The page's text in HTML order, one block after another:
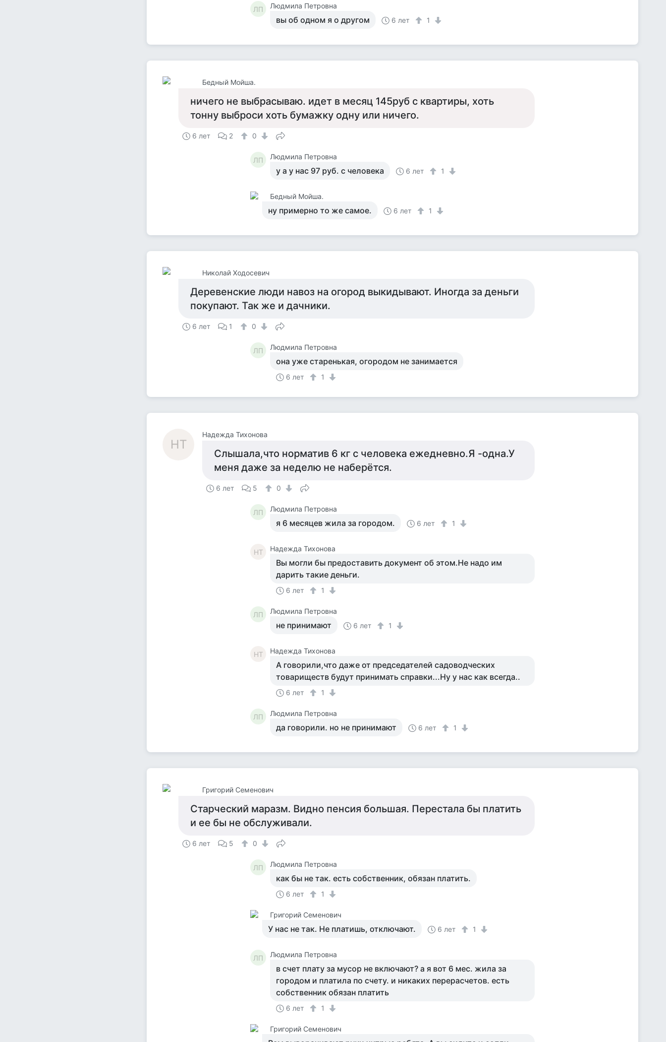
ЛП Людмила Петровна
вы об одном я о другом 6 лет 1
Бедный Мойша.
ничего не выбрасываю. идет в месяц 145руб с квартиры, хоть
тонну выброси хоть бумажку одну или ничего.
6 лет 2 0
ЛП Людмила Петровна
у а у нас 97 руб. с человека 6 лет 1
Бедный Мойша.
ну примерно то же самое. 6 лет 1
Николай Ходосевич
Деревенские люди навоз на огород выкидывают. Иногда за деньги
покупают. Так же и дачники.
6 лет 1 0
ЛП Людмила Петровна
она уже старенькая, огородом не занимается
6 лет 1
НТ
Надежда Тихонова
Слышала,что норматив 6 кг с человека ежедневно.Я -одна.У
меня даже за неделю не наберётся.
6 лет 5 0
ЛП Людмила Петровна
я 6 месяцев жила за городом. 6 лет 1
НТ Надежда Тихонова
Вы могли бы предоставить документ об этом.Не надо им
дарить такие деньги.
6 лет 1
ЛП Людмила Петровна
не принимают 6 лет 1
НТ Надежда Тихонова
А говорили,что даже от председателей садоводческих
товариществ будут принимать справки...Ну у нас как всегда..
6 лет 1
ЛП Людмила Петровна
да говорили. но не принимают 6 лет 1
Григорий Семенович
Старческий маразм. Видно пенсия большая. Перестала бы платить
и ее бы не обслуживали.
6 лет 5 0
ЛП Людмила Петровна
как бы не так. есть собственник, обязан платить.
6 лет 1
Григорий Семенович
У нас не так. Не платишь, отключают. 6 лет 1
ЛП Людмила Петровна
в счет плату за мусор не включают? а я вот 6 мес. жила за
городом и платила по счету. и никаких перерасчетов. есть
собственник обязан платить
6 лет 1
Григорий Семенович